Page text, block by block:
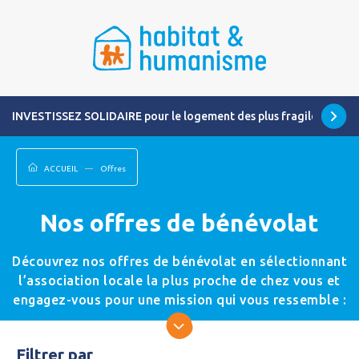
INVESTISSEZ SOLIDAIRE pour le logement des plus fragiles
ACCUEIL Offres
Nos offres de bénévolat
Découvrez nos offres de bénévolat en sélectionnant
l’association locale la plus proche de chez vous et
engagez-vous pour une mission qui vous ressemble :
accompagnement des personnes logées, immobilier,
bricolage, communication, animation, collecte de
Filtrer par